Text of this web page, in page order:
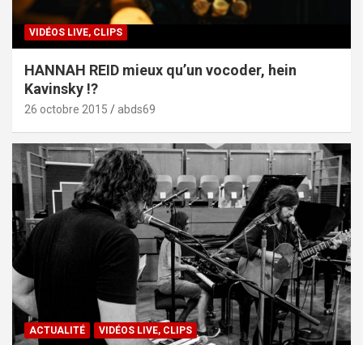
VIDÉOS LIVE, CLIPS
HANNAH REID mieux qu’un vocoder, hein
Kavinsky !?
26 octobre 2015 abds69
ACTUALITÉ VIDÉOS LIVE, CLIPS